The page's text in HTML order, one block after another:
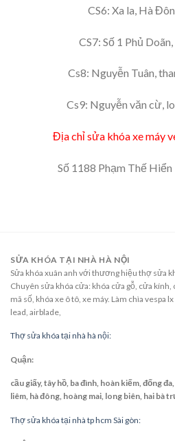
CS6: Xa la, Hà
CS7: Số 1 Phủ
Cs8: Nguyễn Tuân,
Cs9: Nguyễn văn cừ,
Địa chỉ sửa khóa xe máy
Số 1188 Phạm Thế
SỬA KHÓA TẠI NHÀ HÀ NỘI
Sửa khóa xuân anh với thương hiệu thợ sửa
Chuyên sửa khóa cửa: khóa cửa gỗ, cửa kính,
mã số, khóa xe ô tô, xe máy. Làm chìa vespa
lead, airblade,
Thợ sửa khóa tại nhà hà nội:
Quận:
cầu giấy, tây hồ, ba đình, hoàn kiếm, đống
liêm, hà đông, hoàng mai, long biên, hai bà
Thợ sửa khóa tại nhà tp hcm Sài gòn: